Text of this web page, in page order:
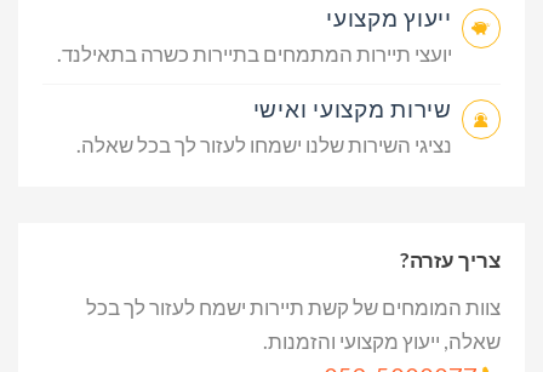
ייעוץ מקצועי
יועצי תיירות המתמחים בתיירות כשרה בתאילנד.
שירות מקצועי ואישי
נציגי השירות שלנו ישמחו לעזור לך בכל שאלה.
צריך עזרה?
צוות המומחים של קשת תיירות ישמח לעזור לך בכל
שאלה, ייעוץ מקצועי והזמנות.